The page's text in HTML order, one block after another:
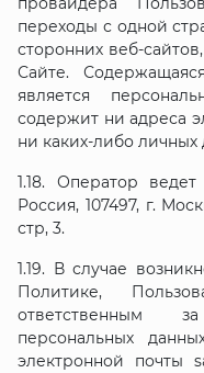
переходы с одной
сторонних веб-
Сайте.
является
содержит ни адреса
ни каких-либо личных
1.18. Оператор
Россия, 107497, г.
стр, 3.
1.19. В случае
Политике,
ответственным
персональных
электронной почты